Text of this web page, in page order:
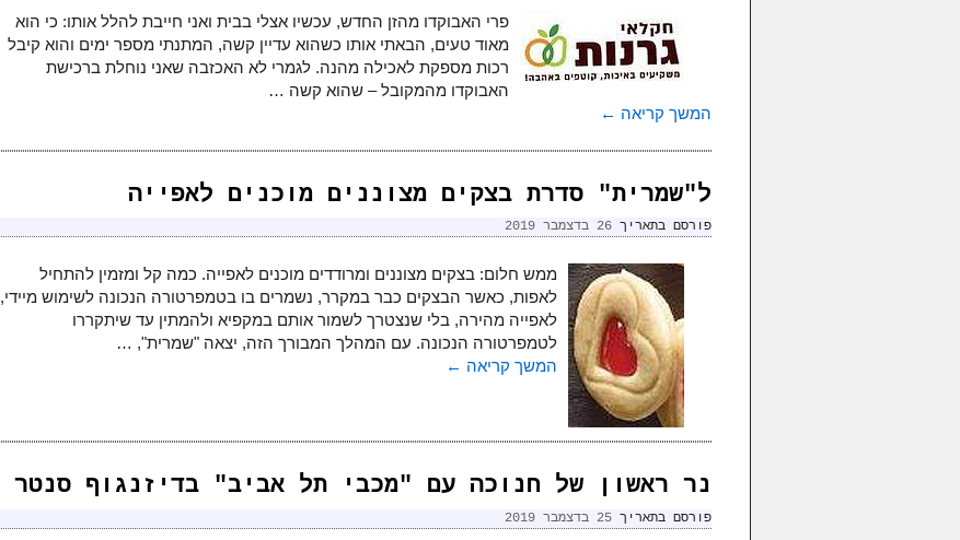
פרי האבוקדו מהזן החדש, עכשיו אצלי בבית ואני חייבת להלל אותו: כי הוא
מאוד טעים, הבאתי אותו כשהוא עדיין קשה, המתנתי מספר ימים והוא קיבל
רכות מספקת לאכילה מהנה. לגמרי לא האכזבה שאני נוחלת ברכישת
האבוקדו מהמקובל – שהוא קשה …
המשך קריאה ←
ל"שמרית" סדרת בצקים מצוננים מוכנים לאפייה
פורסם בתאריך 26 בדצמבר 2019
ממש חלום: בצקים מצוננים ומרודדים מוכנים לאפייה. כמה קל ומזמין להתחיל
לאפות, כאשר הבצקים כבר במקרר, נשמרים בו בטמפרטורה הנכונה לשימוש מיידי,
לאפייה מהירה, בלי שנצטרך לשמור אותם במקפיא ולהמתין עד שיתקררו
לטמפרטורה הנכונה. עם המהלך המבורך הזה, יצאה "שמרית", …
המשך קריאה ←
נר ראשון של חנוכה עם "מכבי תל אביב" בדיזנגוף סנטר
פורסם בתאריך 25 בדצמבר 2019